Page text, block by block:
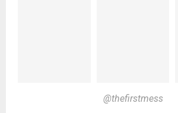
@thefirstmess